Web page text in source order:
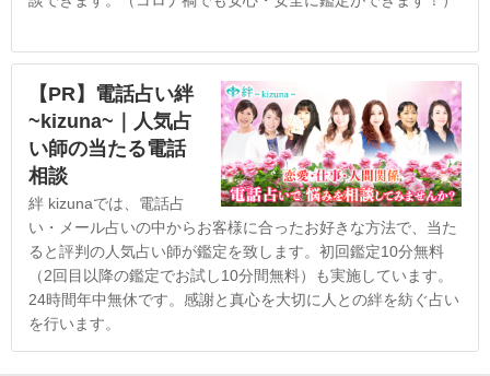
【PR】電話占い絆
~kizuna~｜人気占
い師の当たる電話
相談
絆 kizunaでは、電話占
い・メール占いの中からお客様に合ったお好きな方法で、当た
ると評判の人気占い師が鑑定を致します。初回鑑定10分無料
（2回目以降の鑑定でお試し10分間無料）も実施しています。
24時間年中無休です。感謝と真心を大切に人との絆を紡ぐ占い
を行います。